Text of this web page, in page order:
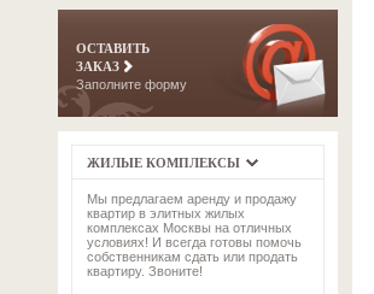
ОСТАВИТЬ
ЗАКАЗ
Заполните форму
ЖИЛЫЕ КОМПЛЕКСЫ
Мы предлагаем аренду и продажу
квартир в элитных жилых
комплексах Москвы на отличных
условиях! И всегда готовы помочь
собственникам сдать или продать
квартиру. Звоните!